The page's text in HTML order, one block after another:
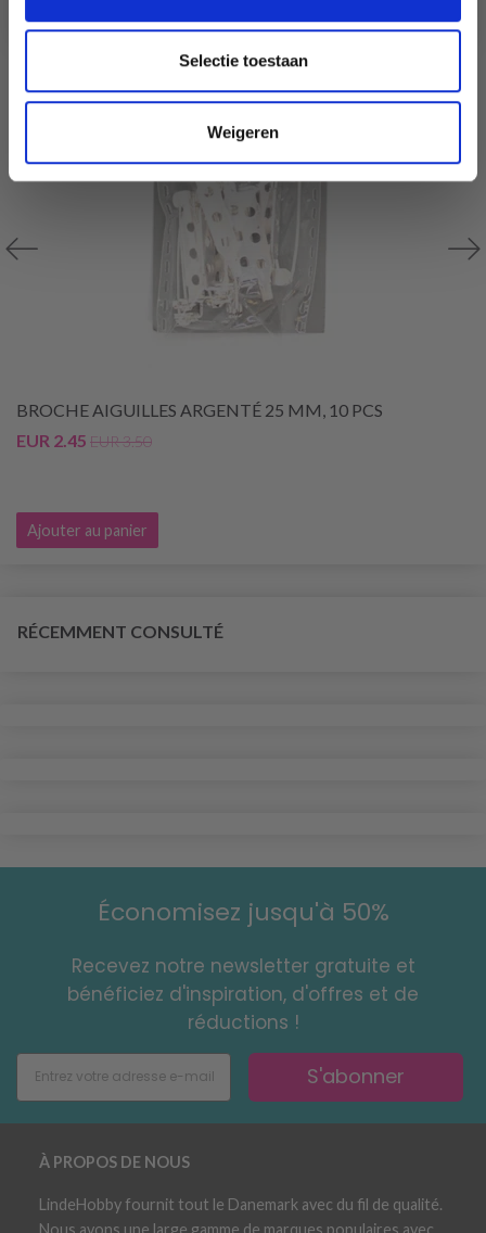
Selectie toestaan
Weigeren
BROCHE AIGUILLES ARGENTÉ 25 MM, 10 PCS
EUR 2.45 EUR 3.50
Ajouter au panier
RÉCEMMENT CONSULTÉ
Économisez jusqu'à 50%
Recevez notre newsletter gratuite et
bénéficiez d'inspiration, d'offres et de
réductions !
S'abonner
À PROPOS DE NOUS
LindeHobby fournit tout le Danemark avec du fil de qualité.
Nous avons une large gamme de marques populaires avec